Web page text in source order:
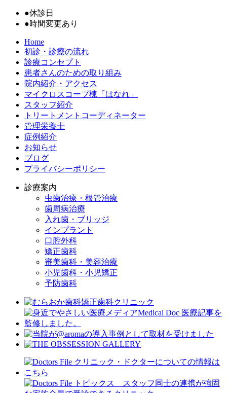
●休診日
●時間変更あり
Home
初診・診療の流れ
診療コンセプト
患者さんのための取り組み
院内紹介・アクセス
マイクロスコープ棟「はなれ」
スタッフ紹介
トリートメントコーディネーター
管理栄養士
症例紹介
お知らせ
ブログ
プライバシーポリシー
診療案内
虫歯治療・根管治療
歯周病治療
入れ歯・ブリッジ
インプラント
口腔外科
矯正歯科
審美歯科・美容治療
小児歯科・小児矯正
予防歯科